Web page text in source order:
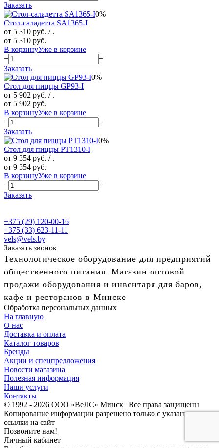
Заказать
0%
Стол-саладетта SA1365-I
от 5 310 руб. / .
от 5 310 руб.
В корзинуУже в корзине
−
+
Заказать
0%
Стол для пиццы GP93-I
от 5 902 руб. / .
от 5 902 руб.
В корзинуУже в корзине
−
+
Заказать
0%
Стол для пиццы PT1310-I
от 9 354 руб. / .
от 9 354 руб.
В корзинуУже в корзине
−
+
Заказать
+375 (29) 120-00-16
+375 (33) 623-11-11
vels@vels.by
Заказать звонок
Технологическое оборудование для предприятий
общественного питания. Магазин оптовой
продажи оборудования и инвентаря для баров,
кафе и ресторанов в Минске
Обработка персональных данных
На главную
О нас
Доставка и оплата
Каталог товаров
Бренды
Акции и спецпредложения
Новости магазина
Полезная информация
Наши услуги
Контакты
© 1992 - 2026 ООО «ВеЛС» Минск | Все права защищены
Копирование информации разрешено только с указанием
ссылки на сайт
Позвоните нам!
Личный кабинет